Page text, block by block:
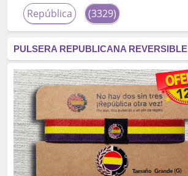
República
(3329)
fascismo
(2677)
tardofranquismo
(2320)
Actualidad
(2319)
monarquía
(2253)
borbones
(2176)
PULSERA REPUBLICANA REVERSIBLE